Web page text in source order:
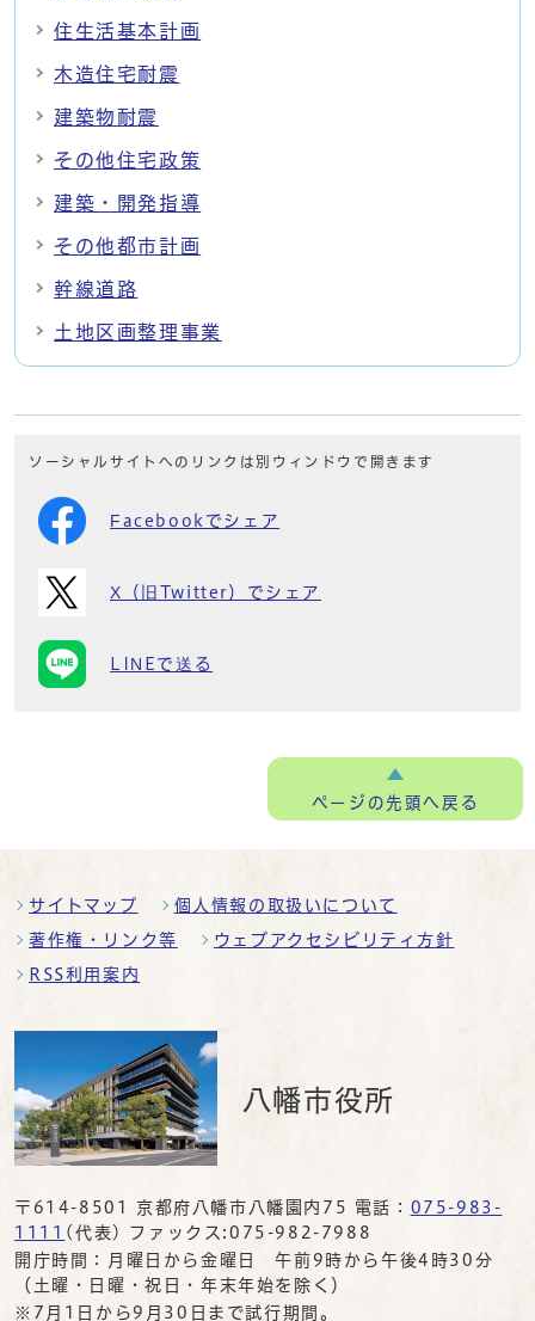
住生活基本計画
木造住宅耐震
建築物耐震
その他住宅政策
建築・開発指導
その他都市計画
幹線道路
土地区画整理事業
ソーシャルサイトへのリンクは別ウィンドウで開きます
Facebookでシェア
X（旧Twitter）でシェア
LINEで送る
ページの先頭へ戻る
サイトマップ 個人情報の取扱いについて
著作権・リンク等 ウェブアクセシビリティ方針
RSS利用案内
八幡市役所
〒614-8501 京都府八幡市八幡園内75 電話： 075-983-
1111 (代表) ファックス:075-982-7988
開庁時間：月曜日から金曜日 午前9時から午後4時30分
（土曜・日曜・祝日・年末年始を除く）
※7月1日から9月30日まで試行期間。